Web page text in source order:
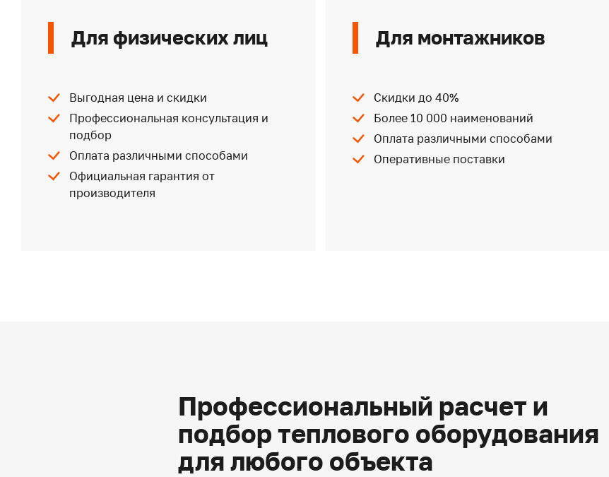
Для физических лиц
Выгодная цена и скидки
Профессиональная консультация и
подбор
Оплата различными способами
Официальная гарантия от
производителя
Для монтажников
Скидки до 40%
Более 10 000 наименований
Оплата различными способами
Оперативные поставки
Профессиональный расчет и
подбор теплового оборудования
для любого объекта